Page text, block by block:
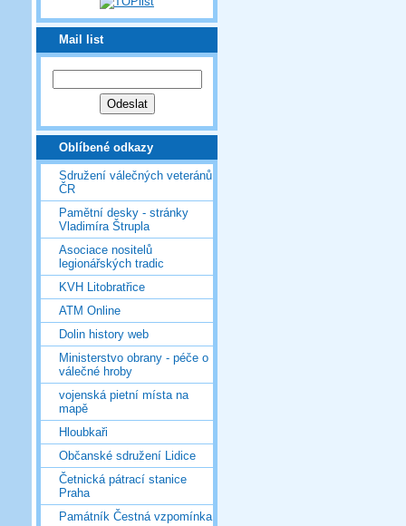
Mail list
Oblíbené odkazy
Sdružení válečných veteránů
ČR
Pamětní desky - stránky
Vladimíra Štrupla
Asociace nositelů
legionářských tradic
KVH Litobratřice
ATM Online
Dolin history web
Ministerstvo obrany - péče o
válečné hroby
vojenská pietní místa na
mapě
Hloubkaři
Občanské sdružení Lidice
Četnická pátrací stanice
Praha
Památník Čestná vzpomínka